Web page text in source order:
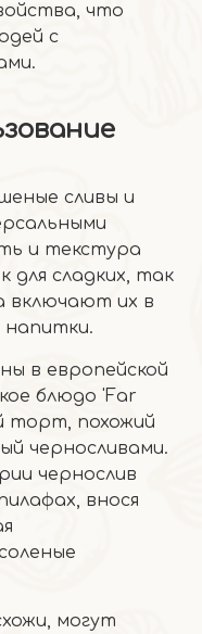
что
с
сливы и
и текстура
для сладких, так
включают их в
напитки.
в европейской
блюдо 'Far
торт, похожий
черносливами.
чернослив
внося
могут